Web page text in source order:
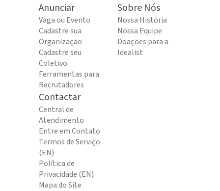
Anunciar
Vaga ou Evento
Cadastre sua
Organização
Cadastre seu
Coletivo
Ferramentas para
Recrutadores
Sobre Nós
Nossa História
Nossa Equipe
Doações para a
Idealist
Contactar
Central de
Atendimento
Entre em Contato
Termos de Serviço
(EN)
Política de
Privacidade (EN)
Mapa do Site